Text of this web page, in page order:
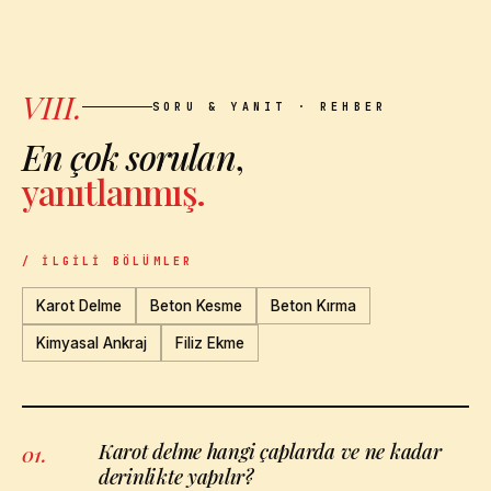
VIII. SORU & YANIT · REHBER
En çok sorulan,
yanıtlanmış.
/ İLGILI BÖLÜMLER
Karot Delme Beton Kesme Beton Kırma
Kimyasal Ankraj Filiz Ekme
01.
Karot delme hangi çaplarda ve ne kadar
derinlikte yapılır?